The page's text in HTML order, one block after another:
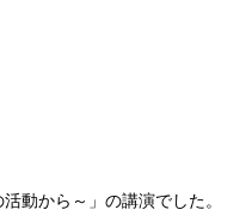
動から～」の講演でした。